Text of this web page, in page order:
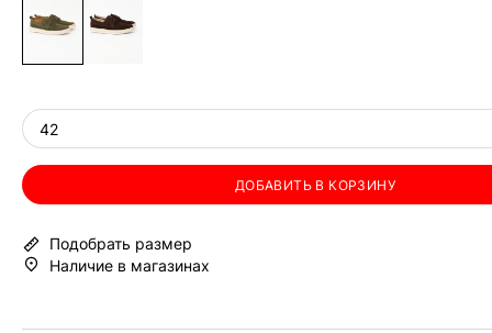
42
ДОБАВИТЬ В КОРЗИНУ
Подобрать размер
Наличие в магазинах